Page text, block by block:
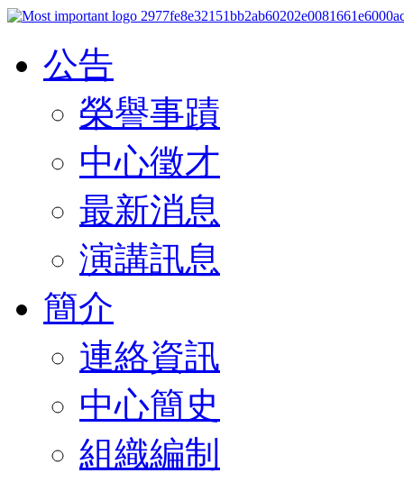
公告
榮譽事蹟
中心徵才
最新消息
演講訊息
簡介
連絡資訊
中心簡史
組織編制